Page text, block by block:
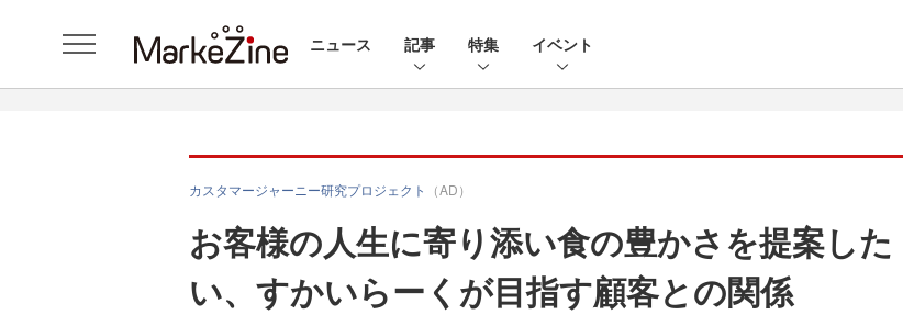
ニュース 記事 特集 イベント
カスタマージャーニー研究プロジェクト （AD）
お客様の人生に寄り添い食の豊かさを提案した
い、すかいらーくが目指す顧客との関係